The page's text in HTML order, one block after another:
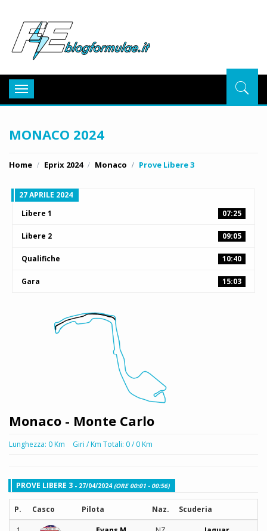
Toggle
navigation
MONACO 2024
Home Eprix 2024 Monaco Prove Libere 3
27 APRILE 2024
Libere 1
07:25
Libere 2 09:05
Qualifiche 10:40
Gara 15:03
Monaco - Monte Carlo
Lunghezza: 0 Km Giri / Km Totali: 0 / 0 Km
PROVE LIBERE 3 - 27/04/2024 (ORE 00:01 - 00:56)
P. Casco Pilota Naz. Scuderia